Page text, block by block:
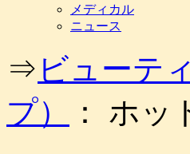
ッ
メディカル
ニュース
⇒ ビューテ
プ）
： ホッ